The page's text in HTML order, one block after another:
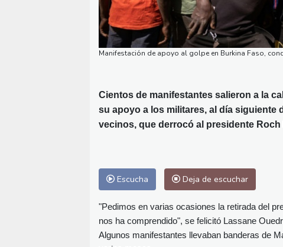
Manifestación de apoyo al golpe en Burkina Faso,
Cientos de manifestantes salieron a la
su apoyo a los militares, al día siguiente
vecinos, que derrocó al presidente
Escucha Deja de escuchar
"Pedimos en varias ocasiones la retirada del
nos ha comprendido", se felicitó Lassane
Algunos manifestantes llevaban banderas de